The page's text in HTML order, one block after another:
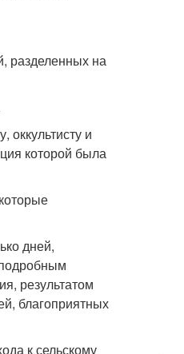
разделенных на
и
которой была
дней,
результатом
благоприятных
к сельскому